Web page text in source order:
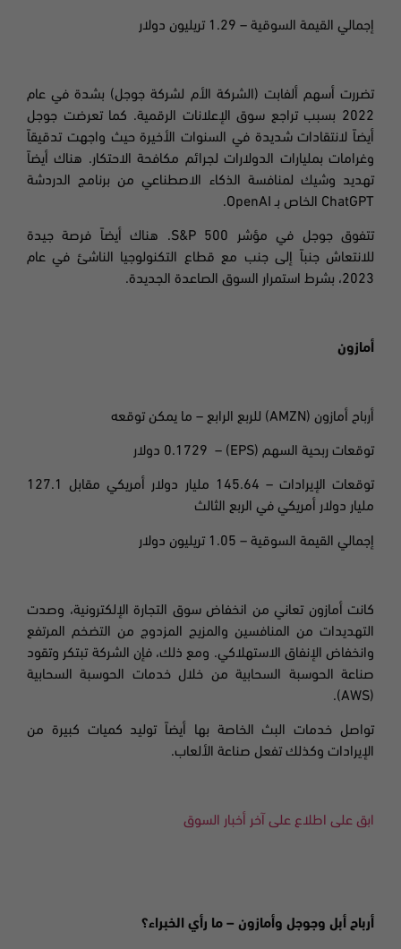
إجمالي القيمة السوقية – 1.29 تريليون دولار
تضررت أسهم ألفابت (الشركة الأم لشركة جوجل) بشدة في عام
2022 بسبب تراجع سوق الإعلانات الرقمية. كما تعرضت جوجل
أيضاً لانتقادات شديدة في السنوات الأخيرة حيث واجهت تدقيقاً
وغرامات بمليارات الدولارات لجرائم مكافحة الاحتكار. هناك أيضاً
تهديد وشيك لمنافسة الذكاء الاصطناعي من برنامج الدردشة
ChatGPT الخاص بـ OpenAI.
تتفوق جوجل في مؤشر
هناك أيضاً فرصة جيدة
للانتعاش جنباً إلى جنب مع قطاع التكنولوجيا الناشئ في عام
2023،
بشرط استمرار السوق الصاعدة الجديدة.
أمازون
أرباح أمازون (AMZN) للربع الرابع – ما يمكن توقعه
توقعات ربحية السهم (EPS) – 0.1729 دولار
توقعات الإيرادات – 145.64 مليار دولار أمريكي مقابل 127.1
مليار دولار أمريكي في الربع الثالث
إجمالي القيمة السوقية – 1.05 تريليون دولار
كانت أمازون تعاني من انخفاض سوق التجارة الإلكترونية، وصدت
التهديدات من المنافسين والمزيج المزدوج من التضخم المرتفع
وانخفاض الإنفاق الاستهلاكي. ومع ذلك، فإن الشركة تبتكر وتقود
صناعة الحوسبة السحابية من خلال خدمات الحوسبة السحابية
(AWS).
تواصل خدمات البث الخاصة بها أيضاً توليد كميات كبيرة من
الإيرادات وكذلك تفعل صناعة الألعاب.
ابق على اطلاع على آخر أخبار السوق
أرباح أبل وجوجل وأمازون – ما رأي الخبراء؟